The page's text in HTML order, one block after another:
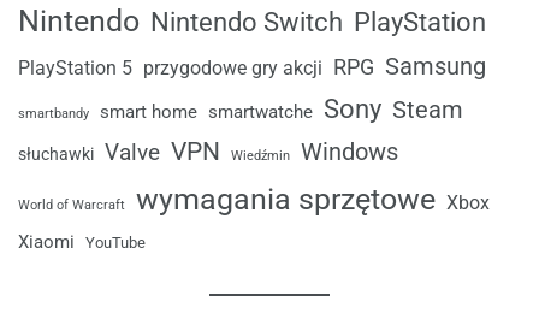
Nintendo Nintendo Switch PlayStation
PlayStation 5 przygodowe gry akcji RPG Samsung
smartbandy smart home smartwatche Sony Steam
słuchawki Valve VPN Wiedźmin Windows
World of Warcraft wymagania sprzętowe Xbox
Xiaomi YouTube